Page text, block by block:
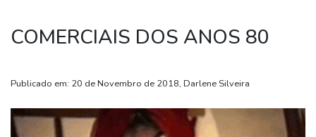
COMERCIAIS DOS ANOS 80
Publicado em: 20 de Novembro de 2018, Darlene Silveira